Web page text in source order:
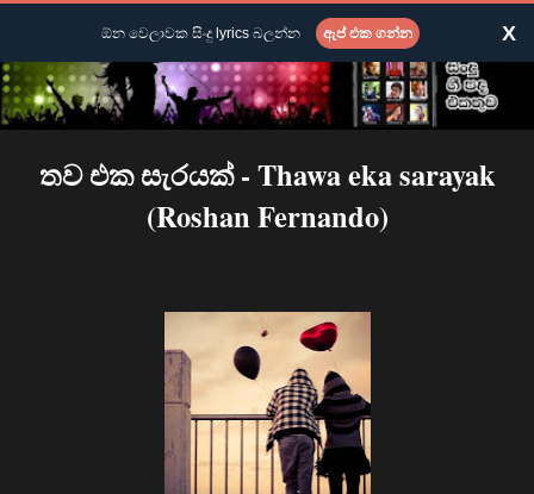
තව එක සැරයක් - Thawa eka sarayak
(Roshan Fernando)
ඕන වෙලාවක සිංදු lyrics බලන්න ඇප් එක ගන්න X